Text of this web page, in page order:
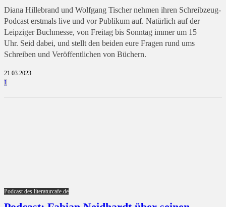
Diana Hillebrand und Wolfgang Tischer nehmen ihren Schreibzeug-
Podcast erstmals live und vor Publikum auf. Natürlich auf der
Leipziger Buchmesse, von Freitag bis Sonntag immer um 15
Uhr. Seid dabei, und stellt den beiden eure Fragen rund ums
Schreiben und Veröffentlichen von Büchern.
21.03.2023
1
Podcast des literaturcafe.de